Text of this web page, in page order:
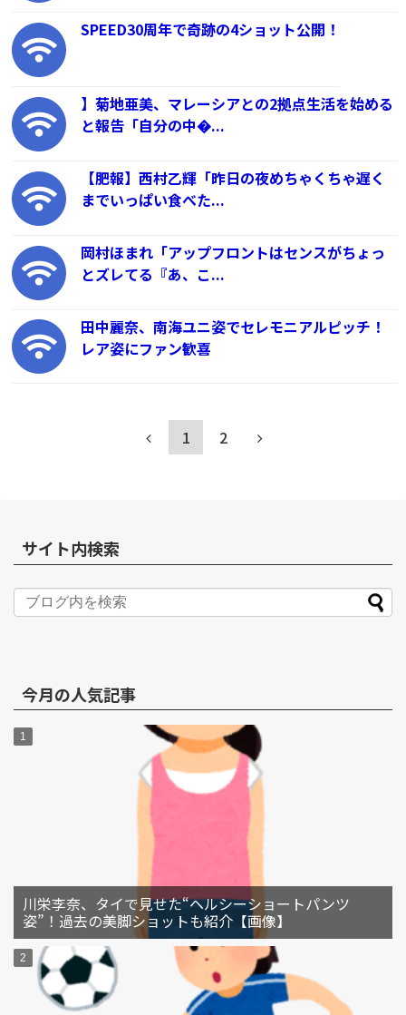
SPEED30周年で奇跡の4ショット公開！
】菊地亜美、マレーシアとの2拠点生活を始める
と報告「自分の中�...
【肥報】西村乙輝「昨日の夜めちゃくちゃ遅く
までいっぱい食べた...
岡村ほまれ「アップフロントはセンスがちょっ
とズレてる『あ、こ...
田中麗奈、南海ユニ姿でセレモニアルピッチ！
レア姿にファン歓喜
1 2
サイト内検索
今月の人気記事
川栄李奈、タイで見せた“ヘルシーショートパンツ
姿”！過去の美脚ショットも紹介【画像】